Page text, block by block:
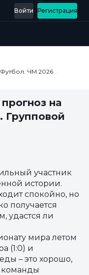
Регистрация
Войти
ЧМ 2026.
на
Групповой
участник
истории.
спокойно, но
получается
удастся ли
мира летом
(1:0) и
– это хорошо,
команды